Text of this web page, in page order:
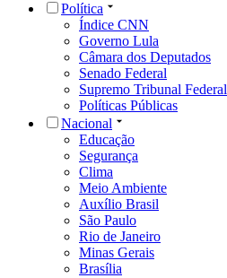
Política
Índice CNN
Governo Lula
Câmara dos Deputados
Senado Federal
Supremo Tribunal Federal
Políticas Públicas
Nacional
Educação
Segurança
Clima
Meio Ambiente
Auxílio Brasil
São Paulo
Rio de Janeiro
Minas Gerais
Brasília